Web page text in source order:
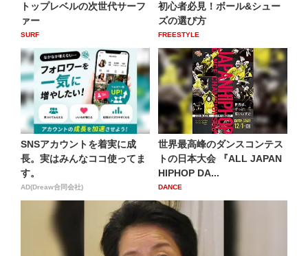
トップレベルの次世代サーフ
ァー
SURF
初心者必見！ボール&シュー
ズの選び方
FREESTYLE
SNSアカウントを着実に成
長。実はみんなココ使ってま
す。
AD(Dreaw合同会社)
世界最高峰のダンスコンテス
トの日本大会 『ALL JAPAN
HIPHOP DA...
DANCE